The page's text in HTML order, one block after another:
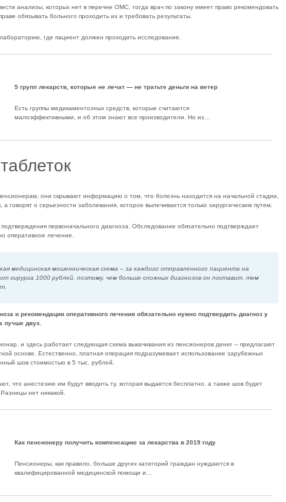
анализы, которых нет в перечне ОМС, тогда врач по закону имеет право рекомендовать
обязывать больного проходить их и требовать результаты.
где пациент должен проходить исследование.
5 групп лекарств, которые не лечат — не тратьте деньги на ветер
Есть группы медикаментозных средств, которые считаются
малоэффективными, и об этом знают все производители. Но из…
они скрывают информацию о том, что болезнь находится на начальной стадии,
о серьезности заболевания, которое вылечивается только хирургическим путем.
первоначального диагноза. Обследование обязательно подтверждает
оперативное лечение.
медицинская мошенническая схема – за каждого отправленного пациента на
хирурга 1000 рублей, поэтому, чем больше сложных диагнозов он поставит, тем
и рекомендации оперативного лечения обязательно нужно подтвердить диагноз у
лучше двух.
и здесь работает следующая схема выкачивания из пенсионеров денег – предлагают
основе. Естественно, платная операция подразумевает использование зарубежных
шов стоимостью в 5 тыс. рублей.
что анестезию им будут вводить ту, которая выдается бесплатно, а также шов будет
нет никакой.
Как пенсионеру получить компенсацию за лекарства в 2019 году
Пенсионеры, как правило, больше других категорий граждан нуждаются в
квалифицированной медицинской помощи и…